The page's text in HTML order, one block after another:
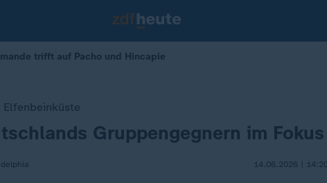
trifft auf Pacho und Hincapie
Elfenbeinküste
Gruppengegnern im
14.06.2026 | 14:20